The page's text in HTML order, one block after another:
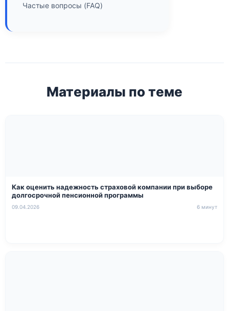
Частые вопросы (FAQ)
Материалы по теме
Как оценить надежность страховой компании при выборе
долгосрочной пенсионной программы
09.04.2026 6 минут